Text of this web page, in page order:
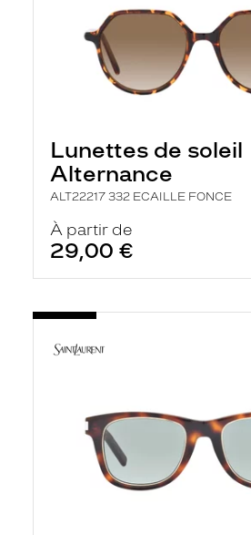
Lunettes de soleil
Alternance
ALT22217 332 ECAILLE FONCE
À partir de
29,00 €